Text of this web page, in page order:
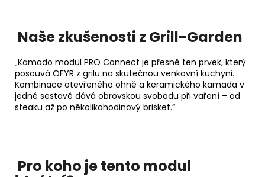
Naše zkušenosti z Grill-Garden
„Kamado modul PRO Connect je přesně ten prvek, který
posouvá OFYR z grilu na skutečnou venkovní kuchyni.
Kombinace otevřeného ohně a keramického kamada v
jedné sestavě dává obrovskou svobodu při vaření – od
steaku až po několikahodinový brisket.“
Pro koho je tento modul